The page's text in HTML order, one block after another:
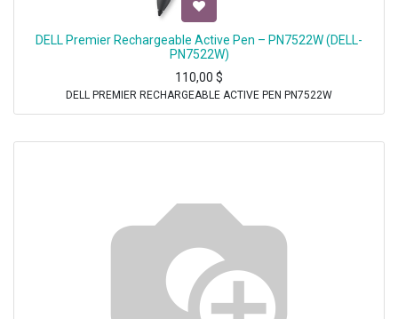
DELL Premier Rechargeable Active Pen – PN7522W (DELL-
PN7522W)
110,00 $
DELL PREMIER RECHARGEABLE ACTIVE PEN PN7522W